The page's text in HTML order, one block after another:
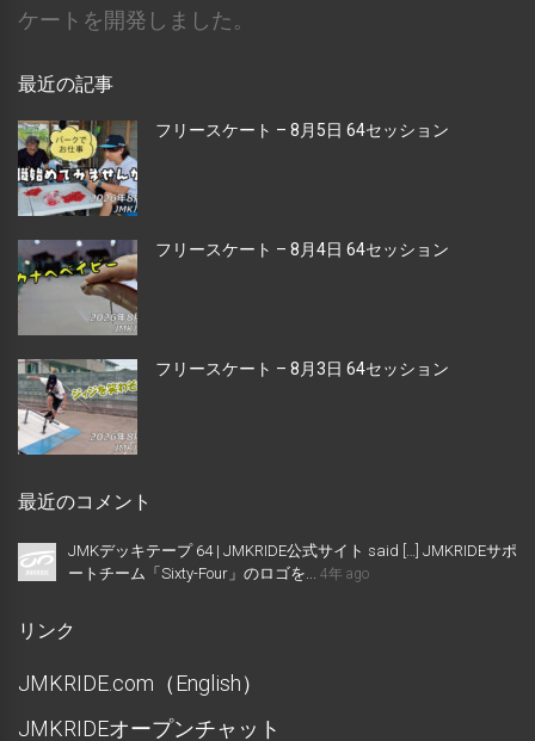
ケートを開発しました。
最近の記事
フリースケート – 8月5日 64セッション
フリースケート – 8月4日 64セッション
フリースケート – 8月3日 64セッション
最近のコメント
JMKデッキテープ 64 | JMKRIDE公式サイト said […] JMKRIDEサポ
ートチーム「Sixty-Four」のロゴを...
4年 ago
リンク
JMKRIDE.com（English）
JMKRIDEオープンチャット